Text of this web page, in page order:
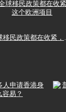
全球